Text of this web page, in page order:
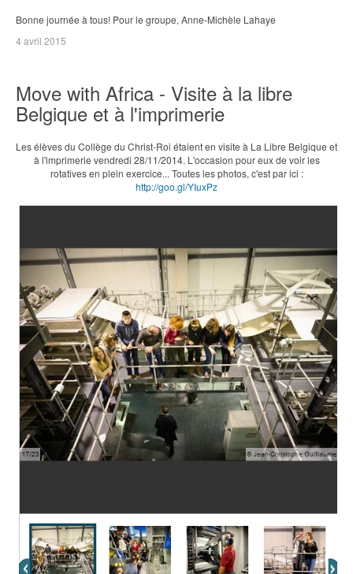
Bonne journée à tous! Pour le groupe, Anne-Michèle Lahaye
4 avril 2015
Move with Africa - Visite à la libre
Belgique et à l'imprimerie
Les élèves du Collège du Christ-Roi étaient en visite à La Libre Belgique et
à l'imprimerie vendredi 28/11/2014. L'occasion pour eux de voir les
rotatives en plein exercice... Toutes les photos, c'est par ici :
http://goo.gl/YIuxPz